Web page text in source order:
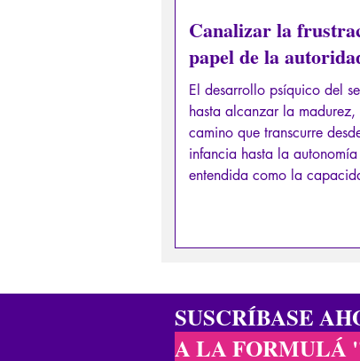
Canalizar la
papel de la
El desarrollo psíquico del
hasta alcanzar la madurez,
camino que transcurre
infancia hasta la
entendida como la
SUSCRÍBASE
A LA FORMULÁ